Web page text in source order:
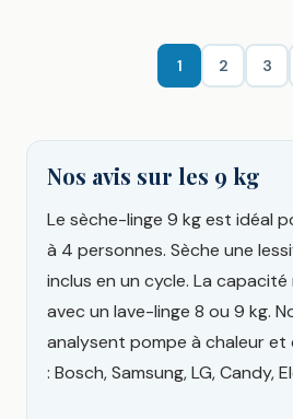
1 2 3
Nos avis sur les 9 kg
Le sèche-linge 9 kg est idéal
à 4 personnes. Sèche une
inclus en un cycle. La
avec un lave-linge 8 ou 9 kg.
analysent pompe à chaleur
: Bosch, Samsung, LG, Candy,